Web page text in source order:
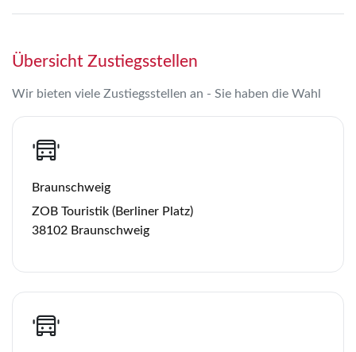
Übersicht Zustiegsstellen
Wir bieten viele Zustiegsstellen an - Sie haben die Wahl
Braunschweig
ZOB Touristik (Berliner Platz)
38102 Braunschweig